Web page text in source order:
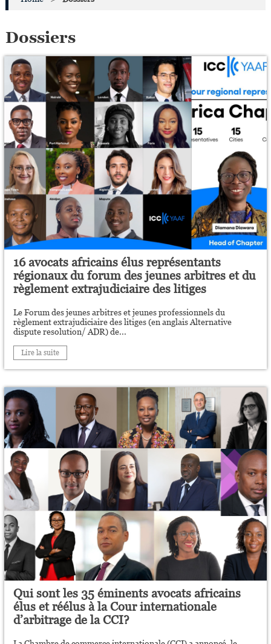
Dossiers
16 avocats africains élus représentants
régionaux du forum des jeunes arbitres et du
règlement extrajudiciaire des litiges
Le Forum des jeunes arbitres et jeunes professionnels du
règlement extrajudiciaire des litiges (en anglais Alternative
dispute resolution/ ADR) de...
Lire la suite
Qui sont les 35 éminents avocats africains
élus et réélus à la Cour internationale
d’arbitrage de la CCI?